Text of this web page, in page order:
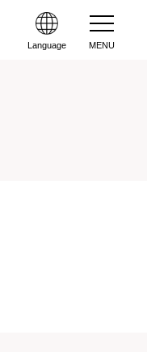
Language MENU